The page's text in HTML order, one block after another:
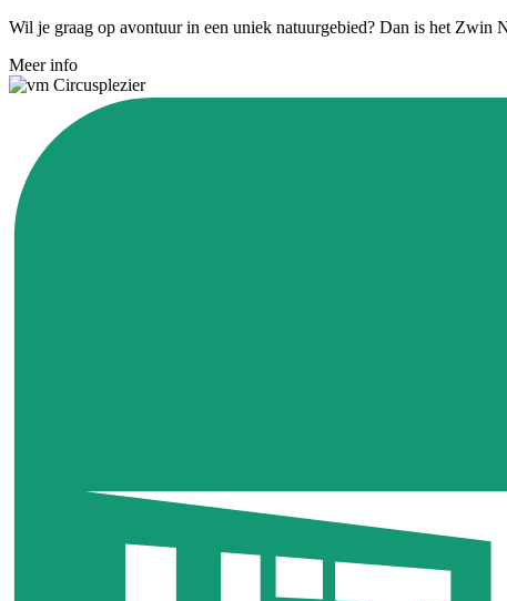
Wil je graag op avontuur in een uniek natuurgebied? Dan is het
Meer info